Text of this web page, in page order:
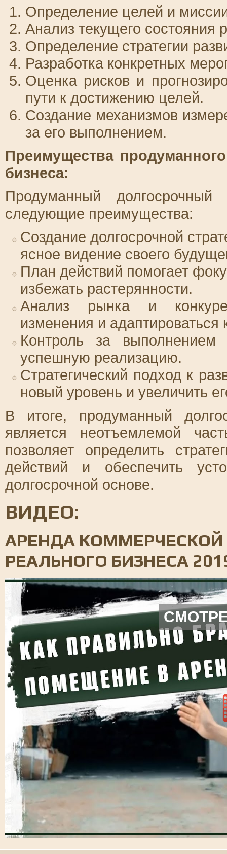
Определение целей и
Анализ текущего состояния
Определение стратегии
Разработка конкретных
Оценка рисков и
пути к достижению целей.
Создание механизмов
за его выполнением.
Преимущества
бизнеса:
Продуманный
следующие преимущества:
Создание долгосрочной
ясное видение своего
План действий помогает
избежать растерянности.
Анализ рынка и
изменения и адаптироваться
Контроль за выполнением
успешную реализацию.
Стратегический подход к
новый уровень и увеличить
В итоге, продуманный
является неотъемлемой
позволяет определить
действий и обеспечить
долгосрочной основе.
ВИДЕО:
АРЕНДА
РЕАЛЬНОГО БИЗНЕСА